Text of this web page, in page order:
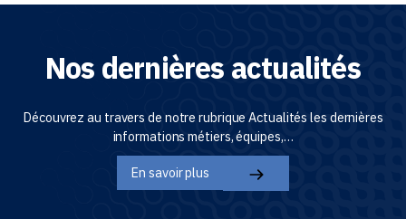
Nos dernières actualités
Découvrez au travers de notre rubrique Actualités les dernières
informations métiers, équipes,…
En savoir plus